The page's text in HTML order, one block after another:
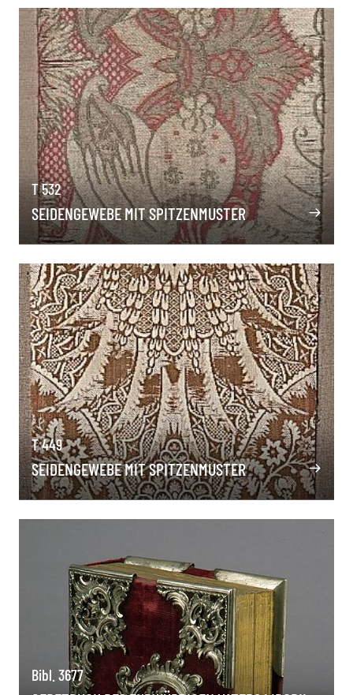
T 532
SEIDENGEWEBE MIT SPITZENMUSTER
T 449
SEIDENGEWEBE MIT SPITZENMUSTER
Bibl. 3677